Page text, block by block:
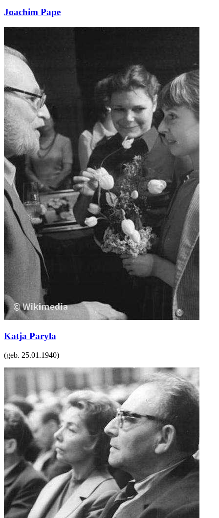
Joachim Pape
Katja Paryla
(geb. 25.01.1940)